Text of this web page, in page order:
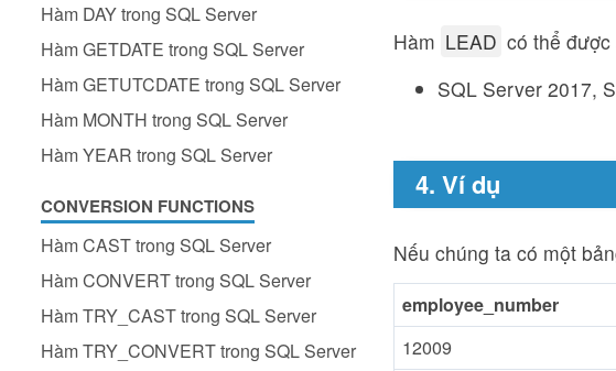
Hàm DAY trong SQL Server
Hàm GETDATE trong SQL Server
Hàm GETUTCDATE trong SQL Server
Hàm MONTH trong SQL Server
Hàm YEAR trong SQL Server
CONVERSION FUNCTIONS
Hàm CAST trong SQL Server
Hàm CONVERT trong SQL Server
Hàm TRY_CAST trong SQL Server
Hàm TRY_CONVERT trong SQL Server
Hàm LEAD có thể
SQL Server 2017,
4. Ví dụ
Nếu chúng ta có một
employee_number
12009